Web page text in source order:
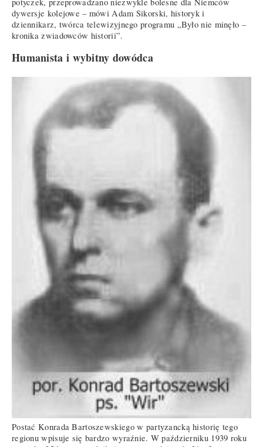
potyczek, przeprowadzano niezwykle bolesne dla Niemców
dywersje kolejowe – mówi Adam Sikorski, historyk i
dziennikarz, twórca telewizyjnego programu „Było nie minęło –
kronika zwiadowców historii”.
Humanista i wybitny dowódca
Postać Konrada Bartoszewskiego w partyzancką historię tego
regionu wpisuje się bardzo wyraźnie. W październiku 1939 roku